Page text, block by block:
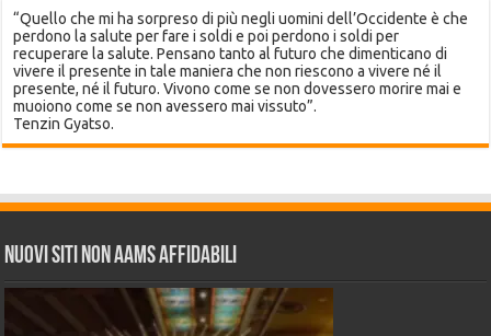
“Quello che mi ha sorpreso di più negli uomini dell’Occidente è che
perdono la salute per fare i soldi e poi perdono i soldi per
recuperare la salute. Pensano tanto al futuro che dimenticano di
vivere il presente in tale maniera che non riescono a vivere né il
presente, né il futuro. Vivono come se non dovessero morire mai e
muoiono come se non avessero mai vissuto”.
Tenzin Gyatso.
Nuovi siti non AAMS affidabili